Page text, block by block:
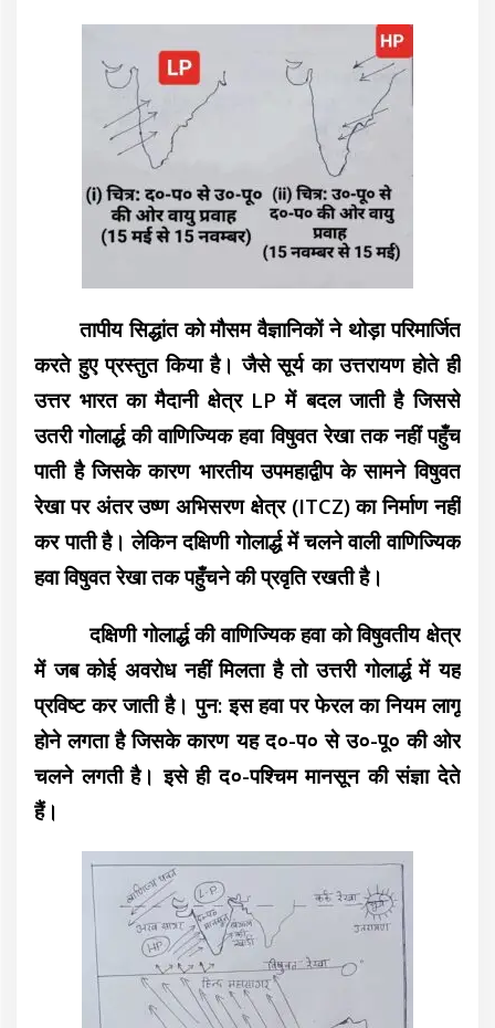
तापीय सिद्धांत को मौसम वैज्ञानिकों ने थोड़ा परिमार्जित
करते हुए प्रस्तुत किया है। जैसे सूर्य का उत्तरायण होते ही
उत्तर भारत का मैदानी क्षेत्र LP में बदल जाती है जिससे
उतरी गोलार्द्ध की वाणिज्यिक हवा विषुवत रेखा तक नहीं पहुँच
पाती है जिसके कारण भारतीय उपमहाद्वीप के सामने विषुवत
रेखा पर अंतर उष्ण अभिसरण क्षेत्र (ITCZ) का निर्माण नहीं
कर पाती है। लेकिन दक्षिणी गोलार्द्ध में चलने वाली वाणिज्यिक
हवा विषुवत रेखा तक पहुँचने की प्रवृति रखती है।
दक्षिणी गोलार्द्ध की वाणिज्यिक हवा को विषुवतीय क्षेत्र
में जब कोई अवरोध नहीं मिलता है तो उत्तरी गोलार्द्ध में यह
प्रविष्ट कर जाती है। पुन: इस हवा पर फेरल का नियम लागू
होने लगता है जिसके कारण यह द०-प० से उ०-पू० की ओर
चलने लगती है। इसे ही द०-पश्चिम मानसून की संज्ञा देते
हैं।